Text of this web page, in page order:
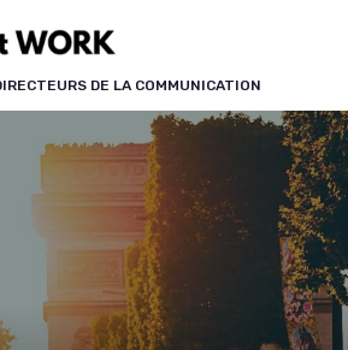
DE LA COMMUNICATION
cookies